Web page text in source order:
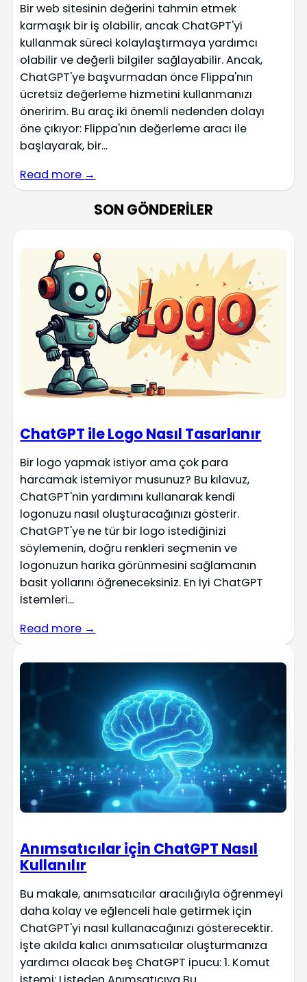
Bir web sitesinin değerini tahmin etmek
karmaşık bir iş olabilir, ancak ChatGPT'yi
kullanmak süreci kolaylaştırmaya yardımcı
olabilir ve değerli bilgiler sağlayabilir. Ancak,
ChatGPT'ye başvurmadan önce Flippa'nın
ücretsiz değerleme hizmetini kullanmanızı
öneririm. Bu araç iki önemli nedenden dolayı
öne çıkıyor: Flippa'nın değerleme aracı ile
başlayarak, bir...
Read more →
SON GÖNDERILER
ChatGPT ile Logo Nasıl Tasarlanır
Bir logo yapmak istiyor ama çok para
harcamak istemiyor musunuz? Bu kılavuz,
ChatGPT'nin yardımını kullanarak kendi
logonuzu nasıl oluşturacağınızı gösterir.
ChatGPT'ye ne tür bir logo istediğinizi
söylemenin, doğru renkleri seçmenin ve
logonuzun harika görünmesini sağlamanın
basit yollarını öğreneceksiniz. En İyi ChatGPT
İstemleri...
Read more →
Anımsatıcılar için ChatGPT Nasıl
Kullanılır
Bu makale, anımsatıcılar aracılığıyla öğrenmeyi
daha kolay ve eğlenceli hale getirmek için
ChatGPT'yi nasıl kullanacağınızı gösterecektir.
İşte akılda kalıcı anımsatıcılar oluşturmanıza
yardımcı olacak beş ChatGPT ipucu: 1. Komut